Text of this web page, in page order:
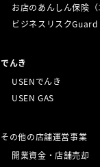
お店のあんしん保険（
ビジネスリスクGuard
でんき
USENでんき
USEN GAS
その他の店舗運営事業
開業資金・店舗売却